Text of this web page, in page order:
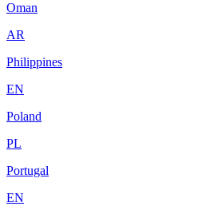
Oman
AR
Philippines
EN
Poland
PL
Portugal
EN